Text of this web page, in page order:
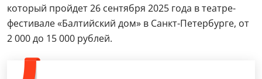
который пройдет 26 сентября 2025 года в театре-
фестивале «Балтийский дом» в Санкт-Петербурге, от
2 000 до 15 000 рублей.